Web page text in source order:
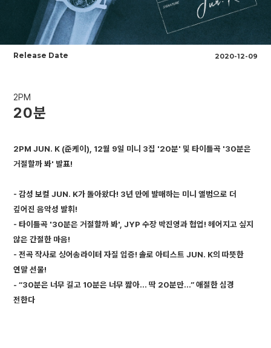
Release Date 2020-12-09
2PM
20분
2PM JUN. K (준케이), 12월 9일 미니 3집 '20분' 및 타이틀곡 '30분은
거절할까 봐' 발표!
- 감성 보컬 JUN. K가 돌아왔다! 3년 만에 발매하는 미니 앨범으로 더
깊어진 음악성 발휘!
- 타이틀곡 '30분은 거절할까 봐', JYP 수장 박진영과 협업! 헤어지고 싶지
않은 간절한 마음!
- 전곡 작사로 싱어송라이터 자질 입증! 솔로 아티스트 JUN. K의 따뜻한
연말 선물!
- “30분은 너무 길고 10분은 너무 짧아… 딱 20분만…” 애절한 심경